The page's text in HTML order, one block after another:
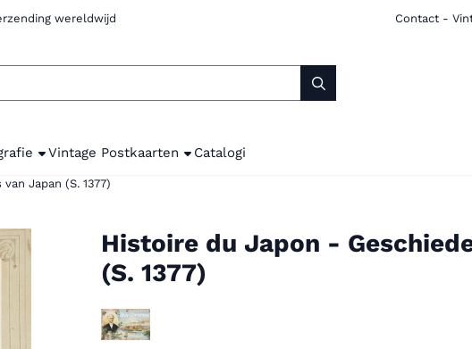
wereldwijd Contact -
Vintage Postkaarten Catalogi
Japan (S. 1377)
Histoire du Japon -
(S. 1377)